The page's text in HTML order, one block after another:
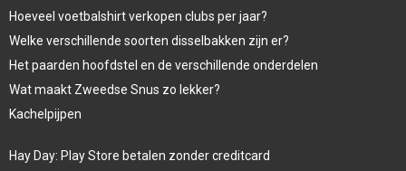
Hoeveel voetbalshirt verkopen clubs per jaar?
Welke verschillende soorten disselbakken zijn er?
Het paarden hoofdstel en de verschillende onderdelen
Wat maakt Zweedse Snus zo lekker?
Kachelpijpen
Hay Day: Play Store betalen zonder creditcard